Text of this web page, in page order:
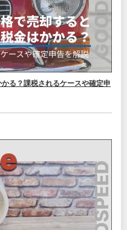
る？課税されるケースや確定申